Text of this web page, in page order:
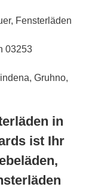
Fensterläden
03253
Gruhno,
in
ist Ihr